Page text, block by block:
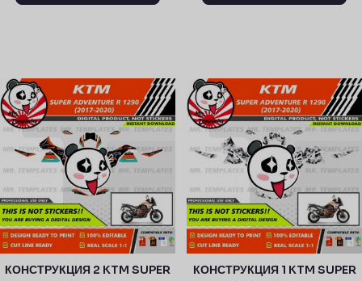
КОНСТРУКЦИЯ 2 KTM SUPER
КОНСТРУКЦИЯ 1 KTM SUPER